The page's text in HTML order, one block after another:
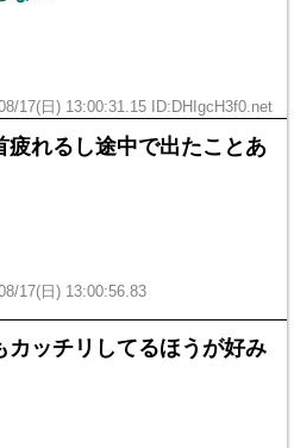
17(日) 13:00:31.15 ID:DHIgcH3f0.net
疲れるし途中で出たことあ
17(日) 13:00:56.83
カッチリしてるほうが好み